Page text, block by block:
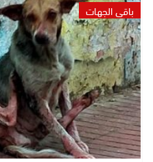
باقي الجهات